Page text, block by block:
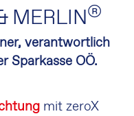
MERLIN®
verantwortlich
Sparkasse OÖ.
mit zeroX